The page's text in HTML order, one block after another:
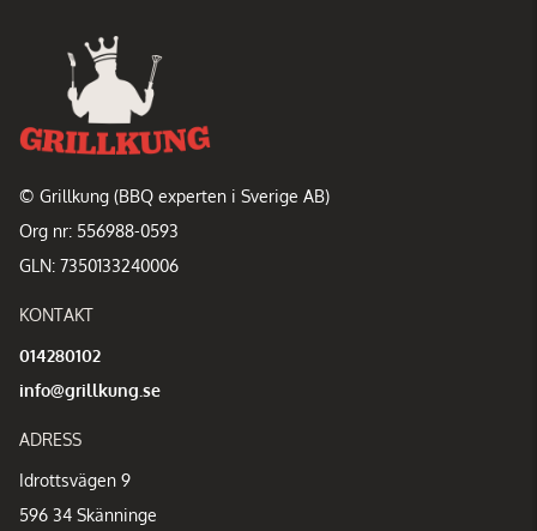
© Grillkung (BBQ experten i Sverige AB)
Org nr: 556988-0593
GLN: 7350133240006
KONTAKT
014280102
info@grillkung.se
ADRESS
Idrottsvägen 9
596 34 Skänninge